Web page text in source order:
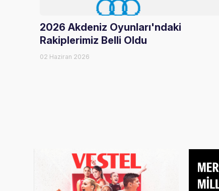
2026 Akdeniz Oyunları'ndaki
Rakiplerimiz Belli Oldu
02 Haziran 2026